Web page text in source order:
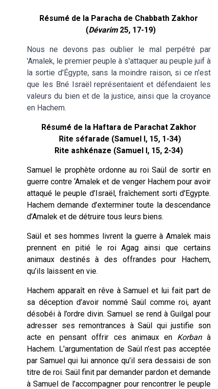
Résumé de la Paracha de Chabbath Zakhor
(Dévarim25, 17-19)
Nous ne devons pas oublier le mal perpétré par
'Amalek, le premier peuple à s'attaquer au peuple juif à
la sortie d'Égypte, sans la moindre raison, si ce n'est
que les Bné Israël représentaient et défendaient les
valeurs du bien et de la justice, ainsi que la croyance
en Hachem.
Résumé de la Haftara de Parachat Zakhor
Rite séfarade (Samuel I, 15, 1-34)
Rite ashkénaze (Samuel I, 15, 2-34)
Samuel le prophète ordonne au roi Saül de sortir en
guerre contre ‘Amalek et de venger Hachem pour avoir
attaqué le peuple d’Israël, fraîchement sorti d'Egypte.
Hachem demande d’exterminer toute la descendance
d’Amalek et de détruire tous leurs biens.
Saül et ses hommes livrent la guerre à Amalek mais
prennent en pitié le roi Agag ainsi que certains
animaux destinés à des offrandes pour Hachem,
qu’ils laissent en vie.
Hachem apparaît en rêve à Samuel et lui fait part de
sa déception d’avoir nommé Saül comme roi, ayant
désobéi à l’ordre divin. Samuel se rend à Guilgal pour
adresser ses remontrances à Saül qui justifie son
acte en pensant offrir ces animaux en Korbanà
Hachem. L'argumentation de Saül n’est pas acceptée
par Samuel qui lui annonce qu’il sera dessaisi de son
titre de roi. Saül finit par demander pardon et demande
à Samuel de l’accompagner pour rencontrer le peuple